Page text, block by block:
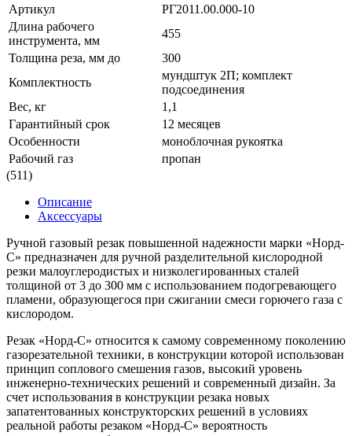
Артикул
РГ2011.00.000-10
Длина рабочего
инструмента, мм
455
Толщина реза, мм до
300
Комплектность
мундштук 2П; комплект
подсоединения
Вес, кг
1,1
Гарантийный срок
12 месяцев
Особенности
моноблочная рукоятка
Рабочий газ
пропан
(511)
Описание
Аксессуары
Ручной газовый резак повышенной надежности марки «Норд-
С» предназначен для ручной разделительной кислородной
резки малоуглеродистых и низколегированных сталей
толщиной от 3 до 300 мм с использованием подогревающего
пламени, образующегося при сжигании смеси горючего газа с
кислородом.
Резак «Норд-С» относится к самому современному поколению
газорезательной техники, в конструкции которой использован
принцип соплового смешения газов, высокий уровень
инженерно-технических решений и современный дизайн. За
счет использования в конструкции резака новых
запатентованных конструкторских решений в условиях
реальной работы резаком «Норд-С» вероятность